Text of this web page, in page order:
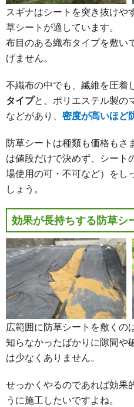
スギナはシートを突き抜けや
草シートが適しています。
布目のある織布タイプを敷い
げません。
不織布の中でも、繊維を圧着
タイプと、ポリエステル製の
などがあり、 密度が高いほど
防草シートは種類も価格もさ
は値段だけで決めず、シート
場使用の可・不可など）をし
しょう。
効果が長持ちする防草シ
広範囲に防草シートを敷くの
知らなかったばかりに隙間や
は少なくありません。
せっかくやるのであれば効果
うに施工したいですよね。